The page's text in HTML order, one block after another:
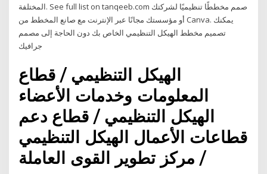
المختلفة. See full list on tanqeeb.com صمم مخططًا تنظيميًا لشركتك
أو مؤسستك مجانًا عبر الإنترنت مع صانع المخطط من Canva. يمكنك
تصميم مخطط الهيكل التنظيمي الخاص بك دون الحاجة إلى مصمم
جرافيك
الهيكل التنظيمي / قطاع
المعلومات وخدمات الأعضاء
الهيكل التنظيمي / قطاع دعم
قطاعات الأعمال الهيكل التنظيمي
/ مركز تطوير القوى العاملة